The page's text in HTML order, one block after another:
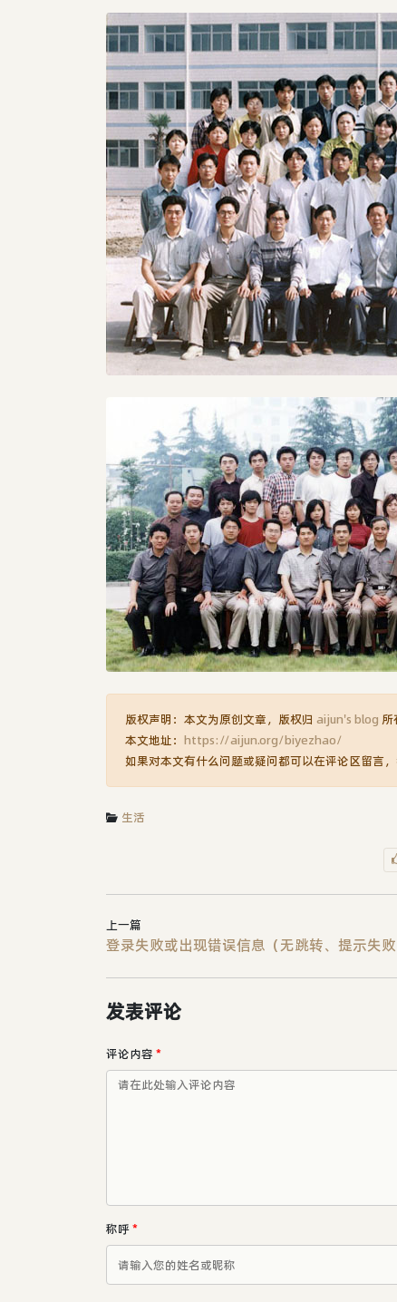
版权声明：本文为原创文章，版权归 aijun's blog 所
本文地址： https://aijun.org/biyezhao/
如果对本文有什么问题或疑问都可以在评论区留言，
生活
上一篇
发表评论
评论内容 *
称呼*